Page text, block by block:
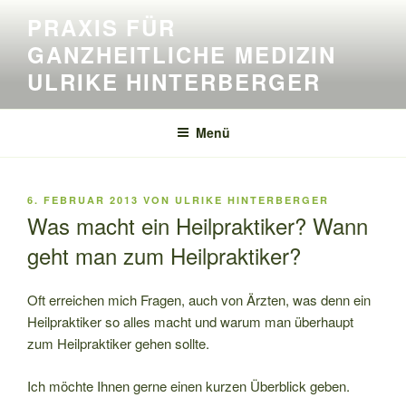
springen
PRAXIS FÜR
GANZHEITLICHE MEDIZIN
ULRIKE HINTERBERGER
Menü
VERÖFFENTLICHT
6. FEBRUAR 2013 VON ULRIKE HINTERBERGER
Was macht ein Heilpraktiker? Wann
geht man zum Heilpraktiker?
Oft erreichen mich Fragen, auch von Ärzten, was denn ein
Heilpraktiker so alles macht und warum man überhaupt
zum Heilpraktiker gehen sollte.
Ich möchte Ihnen gerne einen kurzen Überblick geben.